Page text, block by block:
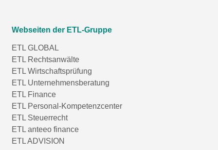
Webseiten der ETL-Gruppe
ETL GLOBAL
ETL Rechtsanwälte
ETL Wirtschaftsprüfung
ETL Unternehmensberatung
ETL Finance
ETL Personal-Kompetenzcenter
ETL Steuerrecht
ETL anteeo finance
ETL ADVISION